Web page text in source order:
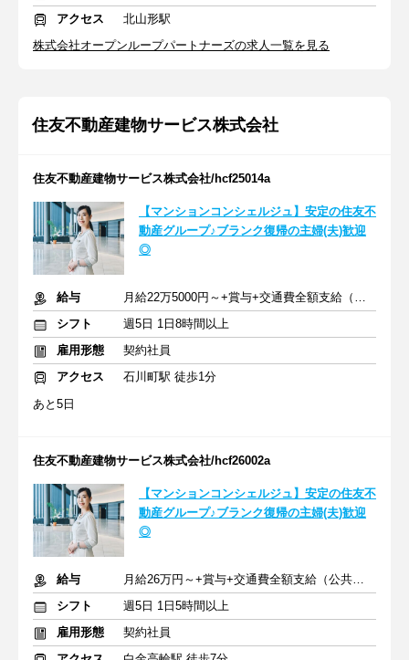
アクセス
北山形駅
株式会社オープンループパートナーズの求人一覧を見る
住友不動産建物サービス株式会社
住友不動産建物サービス株式会社/hcf25014a
【マンションコンシェルジュ】安定の住友不
動産グループ♪ブランク復帰の主婦(夫)歓迎
◎
給与
月給22万5000円～+賞与+交通費全額支給（公共交通機関のみ）
シフト
週5日 1日8時間以上
雇用形態
契約社員
アクセス
石川町駅 徒歩1分
あと5日
住友不動産建物サービス株式会社/hcf26002a
【マンションコンシェルジュ】安定の住友不
動産グループ♪ブランク復帰の主婦(夫)歓迎
◎
給与
月給26万円～+賞与+交通費全額支給（公共交通機関のみ）
シフト
週5日 1日5時間以上
雇用形態
契約社員